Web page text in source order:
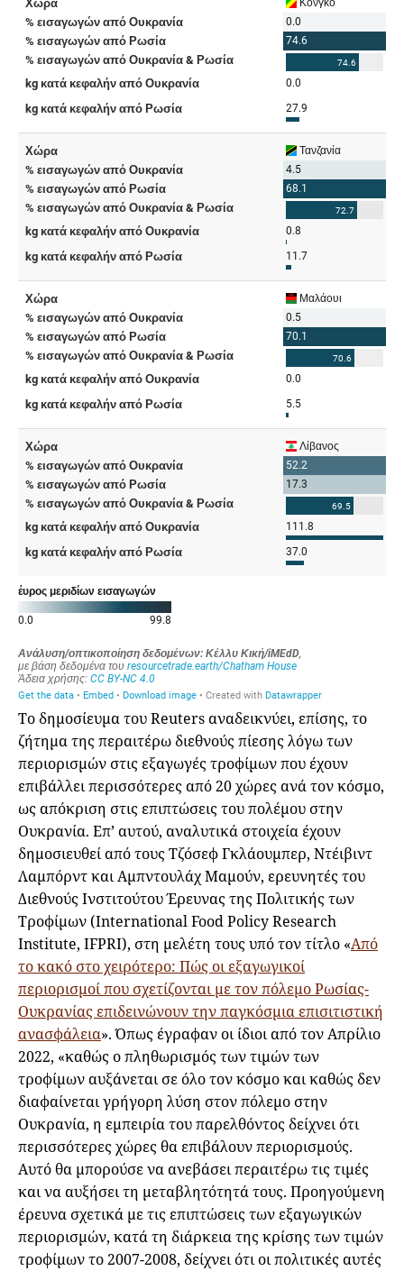
Το δημοσίευμα του Reuters αναδεικνύει, επίσης, το
ζήτημα της περαιτέρω διεθνούς πίεσης λόγω των
περιορισμών στις εξαγωγές τροφίμων που έχουν
επιβάλλει περισσότερες από 20 χώρες ανά τον κόσμο,
ως απόκριση στις επιπτώσεις του πολέμου στην
Ουκρανία. Επ’ αυτού, αναλυτικά στοιχεία έχουν
δημοσιευθεί από τους Τζόσεφ Γκλάουμπερ, Ντέιβιντ
Λαμπόρντ και Αμπντουλάχ Μαμούν, ερευνητές του
Διεθνούς Ινστιτούτου Έρευνας της Πολιτικής των
Τροφίμων (International Food Policy Research
Institute, IFPRI), στη μελέτη τους υπό τον τίτλο «Από
το κακό στο χειρότερο: Πώς οι εξαγωγικοί
περιορισμοί που σχετίζονται με τον πόλεμο Ρωσίας-
Ουκρανίας επιδεινώνουν την παγκόσμια επισιτιστική
ανασφάλεια». Όπως έγραφαν οι ίδιοι από τον Απρίλιο
2022, «καθώς ο πληθωρισμός των τιμών των
τροφίμων αυξάνεται σε όλο τον κόσμο και καθώς δεν
διαφαίνεται γρήγορη λύση στον πόλεμο στην
Ουκρανία, η εμπειρία του παρελθόντος δείχνει ότι
περισσότερες χώρες θα επιβάλουν περιορισμούς.
Αυτό θα μπορούσε να ανεβάσει περαιτέρω τις τιμές
και να αυξήσει τη μεταβλητότητά τους. Προηγούμενη
έρευνα σχετικά με τις επιπτώσεις των εξαγωγικών
περιορισμών, κατά τη διάρκεια της κρίσης των τιμών
τροφίμων το 2007-2008, δείχνει ότι οι πολιτικές αυτές